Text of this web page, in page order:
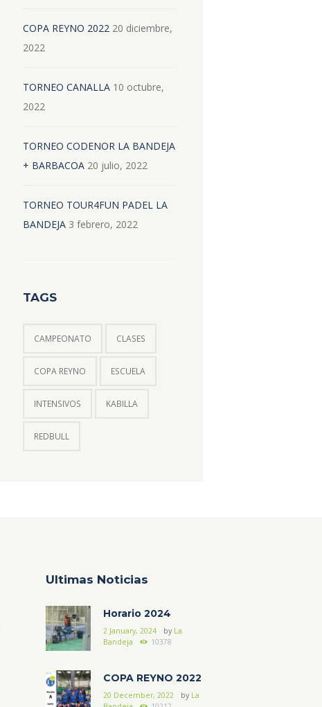
COPA REYNO 2022 20 diciembre,
2022
TORNEO CANALLA 10 octubre,
2022
TORNEO CODENOR LA BANDEJA
+ BARBACOA 20 julio, 2022
TORNEO TOUR4FUN PADEL LA
BANDEJA 3 febrero, 2022
TAGS
CAMPEONATO CLASES
COPA REYNO ESCUELA
INTENSIVOS KABILLA
REDBULL
Ultimas Noticias
Horario 2024
2 January, 2024 by La
Bandeja
10378
COPA REYNO 2022
20 December, 2022 by La